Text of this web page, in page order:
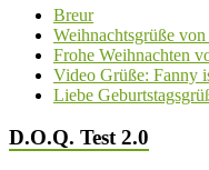
Breur
Weihnachtsgrüße
Frohe Weihnachten
Video Grüße: Fanny
Liebe
D.O.Q. Test 2.0